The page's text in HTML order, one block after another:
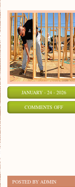
JANUARY - 24 - 2026
COMMENTS OFFON
POSTED BY ADMIN